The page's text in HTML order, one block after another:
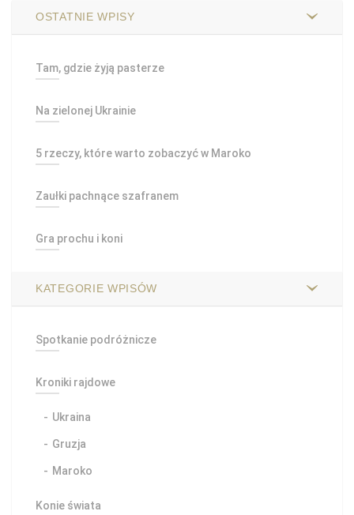
OSTATNIE WPISY
Tam, gdzie żyją pasterze
Na zielonej Ukrainie
5 rzeczy, które warto zobaczyć w Maroko
Zaułki pachnące szafranem
Gra prochu i koni
KATEGORIE WPISÓW
Spotkanie podróżnicze
Kroniki rajdowe
Ukraina
Gruzja
Maroko
Konie świata